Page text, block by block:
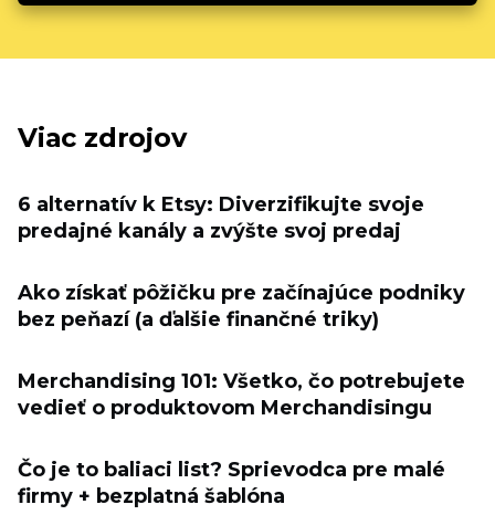
Viac zdrojov
6 alternatív k Etsy: Diverzifikujte svoje
predajné kanály a zvýšte svoj predaj
Ako získať pôžičku pre začínajúce podniky
bez peňazí (a ďalšie finančné triky)
Merchandising 101: Všetko, čo potrebujete
vedieť o produktovom Merchandisingu
Čo je to baliaci list? Sprievodca pre malé
firmy + bezplatná šablóna